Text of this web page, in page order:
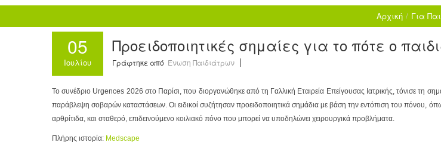
Αρχική / Για
05
Ιουλίου
Προειδοποιητικές σημαίες για το πότε ο
Γράφτηκε από Ένωση Παιδιάτρων
Το συνέδριο Urgences 2026 στο Παρίσι, που διοργανώθηκε από τη Γαλλική Εταιρεία Επείγουσας Ιατρικής, τόνισε τη
παράβλεψη σοβαρών καταστάσεων. Οι ειδικοί συζήτησαν προειδοποιητικά σημάδια με βάση την εντόπιση του πόνου,
αρθρίτιδα, και σταθερό, επιδεινούμενο κοιλιακό πόνο που μπορεί να υποδηλώνει χειρουργικά προβλήματα.
Πλήρης ιστορία: Medscape